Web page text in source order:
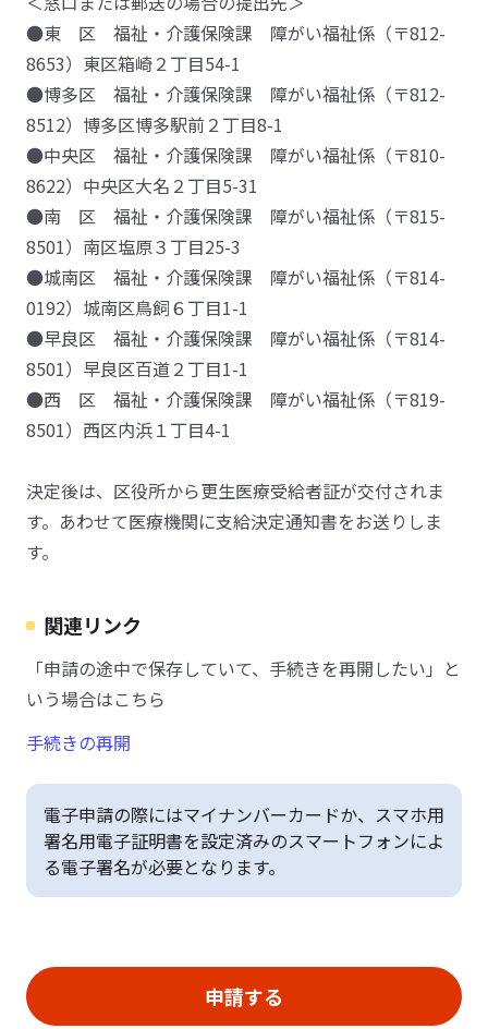
●東 区 福祉・介護保険課 障がい福祉係（〒812-
8653）東区箱崎２丁目54-1
●博多区 福祉・介護保険課 障がい福祉係（〒812-
8512）博多区博多駅前２丁目8-1
●中央区 福祉・介護保険課 障がい福祉係（〒810-
8622）中央区大名２丁目5-31
●南 区 福祉・介護保険課 障がい福祉係（〒815-
8501）南区塩原３丁目25-3
●城南区 福祉・介護保険課 障がい福祉係（〒814-
0192）城南区鳥飼６丁目1-1
●早良区 福祉・介護保険課 障がい福祉係（〒814-
8501）早良区百道２丁目1-1
●西 区 福祉・介護保険課 障がい福祉係（〒819-
8501）西区内浜１丁目4-1
決定後は、区役所から更生医療受給者証が交付されま
す。あわせて医療機関に支給決定通知書をお送りしま
す。
関連リンク
「申請の途中で保存していて、手続きを再開したい」と
いう場合はこちら
手続きの再開
電子申請の際にはマイナンバーカードか、スマホ用
署名用電子証明書を設定済みのスマートフォンによ
る電子署名が必要となります。